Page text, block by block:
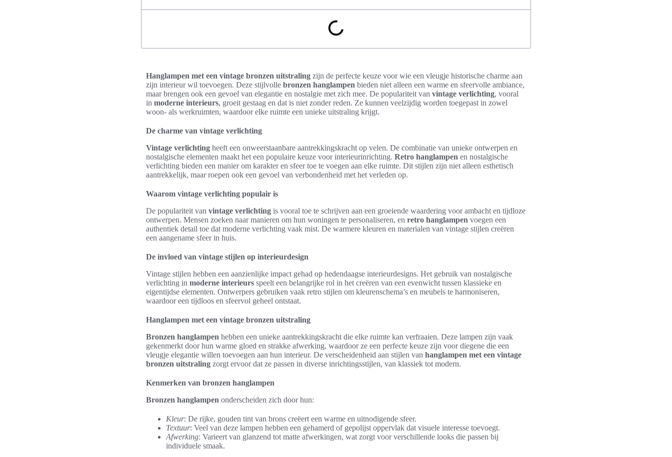
Hanglampen met een vintage bronzen uitstraling zijn de perfecte keuze voor wie een vleugje historische charme aan
zijn interieur wil toevoegen. Deze stijlvolle bronzen hanglampen bieden niet alleen een warme en sfeervolle ambiance,
maar brengen ook een gevoel van elegantie en nostalgie met zich mee. De populariteit van vintage verlichting, vooral
in moderne interieurs, groeit gestaag en dat is niet zonder reden. Ze kunnen veelzijdig worden toegepast in zowel
woon- als werkruimten, waardoor elke ruimte een unieke uitstraling krijgt.
De charme van vintage verlichting
Vintage verlichting heeft een onweerstaanbare aantrekkingskracht op velen. De combinatie van unieke ontwerpen en
nostalgische elementen maakt het een populaire keuze voor interieurinrichting. Retro hanglampen en nostalgische
verlichting bieden een manier om karakter en sfeer toe te voegen aan elke ruimte. Dit stijlen zijn niet alleen esthetisch
aantrekkelijk, maar roepen ook een gevoel van verbondenheid met het verleden op.
Waarom vintage verlichting populair is
De populariteit van vintage verlichting is vooral toe te schrijven aan een groeiende waardering voor ambacht en tijdloze
ontwerpen. Mensen zoeken naar manieren om hun woningen te personaliseren, en retro hanglampen voegen een
authentiek detail toe dat moderne verlichting vaak mist. De warmere kleuren en materialen van vintage stijlen creëren
een aangename sfeer in huis.
De invloed van vintage stijlen op interieurdesign
Vintage stijlen hebben een aanzienlijke impact gehad op hedendaagse interieurdesigns. Het gebruik van nostalgische
verlichting in moderne interieurs speelt een belangrijke rol in het creëren van een evenwicht tussen klassieke en
eigentijdse elementen. Ontwerpers gebruiken vaak retro stijlen om kleurenschema’s en meubels te harmoniseren,
waardoor een tijdloos en sfeervol geheel ontstaat.
Hanglampen met een vintage bronzen uitstraling
Bronzen hanglampen hebben een unieke aantrekkingskracht die elke ruimte kan verfraaien. Deze lampen zijn vaak
gekenmerkt door hun warme gloed en strakke afwerking, waardoor ze een perfecte keuze zijn voor diegene die een
vleugje elegantie willen toevoegen aan hun interieur. De verscheidenheid aan stijlen van hanglampen met een vintage
bronzen uitstraling zorgt ervoor dat ze passen in diverse inrichtingsstijlen, van klassiek tot modern.
Kenmerken van bronzen hanglampen
Bronzen hanglampen onderscheiden zich door hun:
Kleur: De rijke, gouden tint van brons creëert een warme en uitnodigende sfeer.
Textuur: Veel van deze lampen hebben een gehamerd of gepolijst oppervlak dat visuele interesse toevoegt.
Afwerking: Varieert van glanzend tot matte afwerkingen, wat zorgt voor verschillende looks die passen bij
individuele smaak.